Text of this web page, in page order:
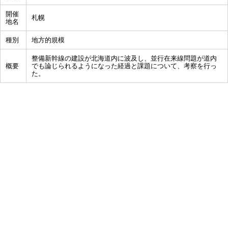
開催
地名
札幌
種別 地方的規模
概要
整備新幹線の建設が北海道内に波及し、並行在来線問題が道内
でも論じられるようになった経過と課題について、考察を行っ
た。